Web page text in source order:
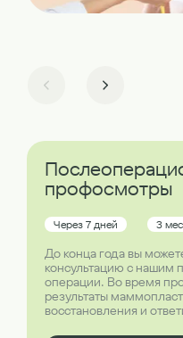
профосмотры
Через 7 дней 3
До конца года вы
консультацию с нашим
операции. Во время
результаты
восстановления и